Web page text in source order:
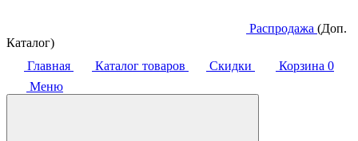
Распродажа (Доп.
Каталог)
Главная
Каталог товаров Скидки Корзина 0
Меню